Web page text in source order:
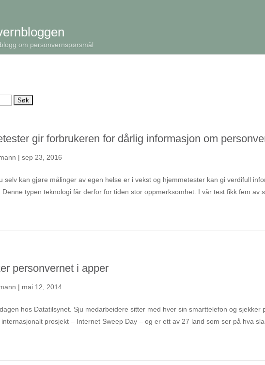
om personvernspørsmål
gir forbrukeren for dårlig informasjon om
|sep 23, 2016
selv kan gjøre målinger av egen helse er i vekst og hjemmetester kan gi verdifull
Denne typen teknologi får derfor for tiden stor oppmerksomhet. I vår test fikk fem av
personvernet i apper
| mai 12, 2014
hos Datatilsynet. Sju medarbeidere sitter med hver sin smarttelefon og sjekker
prosjekt – Internet Sweep Day – og er ett av 27 land som ser på hva